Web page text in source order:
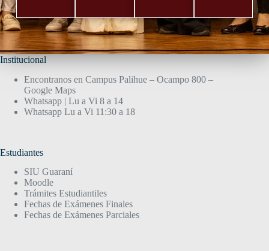
Institucional
Encontranos en Campus Palihue – Ocampo 800 –
Google Maps
Whatsapp | Lu a Vi 8 a 14
Whatsapp Lu a Vi 11:30 a 18
Estudiantes
SIU Guaraní
Moodle
Trámites Estudiantiles
Fechas de Exámenes Finales
Fechas de Exámenes Parciales